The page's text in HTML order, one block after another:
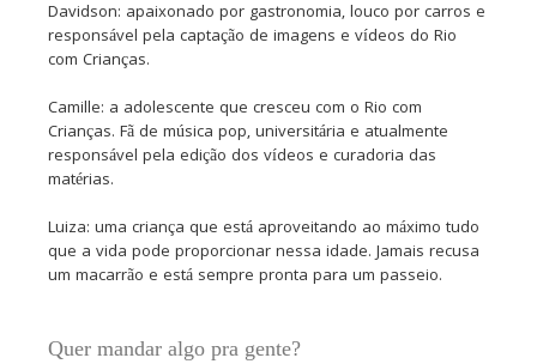
Davidson: apaixonado por gastronomia, louco por carros e
responsável pela captação de imagens e vídeos do Rio
com Crianças.
Camille: a adolescente que cresceu com o Rio com
Crianças. Fã de música pop, universitária e atualmente
responsável pela edição dos vídeos e curadoria das
matérias.
Luiza: uma criança que está aproveitando ao máximo tudo
que a vida pode proporcionar nessa idade. Jamais recusa
um macarrão e está sempre pronta para um passeio.
Quer mandar algo pra gente?